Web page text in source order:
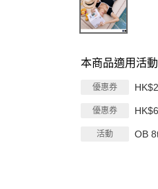
本商品適用活動
優惠券
優惠券
活動 OB